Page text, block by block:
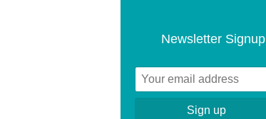
Newsletter Signup